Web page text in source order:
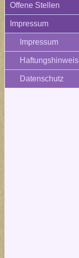
Offene Stellen
Impressum
Impressum
Haftungshinweis
Datenschutz